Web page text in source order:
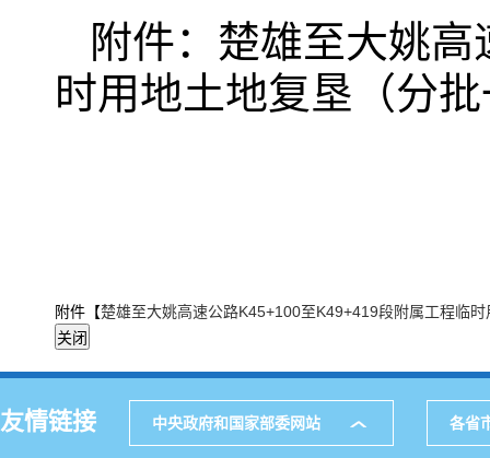
附件：楚雄至大姚高
时用地土地复垦（分
附件【楚雄至大姚高速公路K45+100至K49+419段附属工程临
友情链接 中央政府和国家部委网站 各省